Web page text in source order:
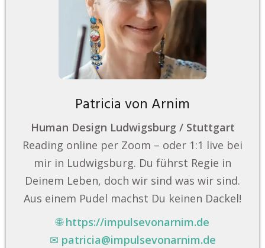
Patricia von Arnim
Human Design Ludwigsburg / Stuttgart
Reading online per Zoom – oder 1:1 live bei
mir in Ludwigsburg. Du führst Regie in
Deinem Leben, doch wir sind was wir sind.
Aus einem Pudel machst Du keinen Dackel!
🌐https://impulsevonarnim.de
✉ patricia@impulsevonarnim.de